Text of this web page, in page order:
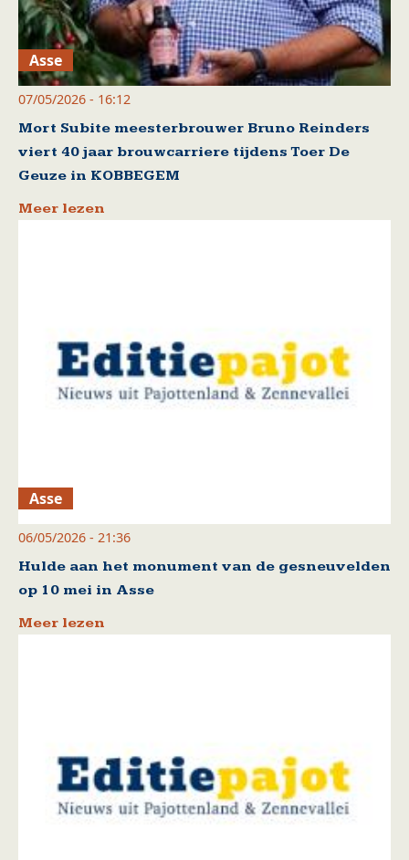
Asse
07/05/2026 - 16:12
Mort Subite meesterbrouwer Bruno Reinders
viert 40 jaar brouwcarriere tijdens Toer De
Geuze in KOBBEGEM
Meer lezen
Asse
06/05/2026 - 21:36
Hulde aan het monument van de gesneuvelden
op 10 mei in Asse
Meer lezen